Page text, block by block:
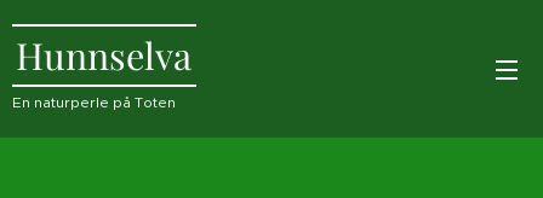
Hunnselva
En naturperle på Toten